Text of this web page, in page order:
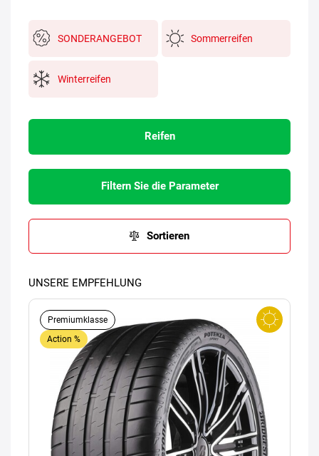
SONDERANGEBOT Sommerreifen
Winterreifen
Reifen
Filtern Sie die Parameter
Sortieren
UNSERE EMPFEHLUNG
Premiumklasse
Action %